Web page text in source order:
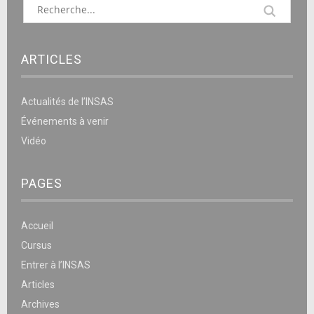
ARTICLES
Actualités de l’INSAS
Événements à venir
Vidéo
PAGES
Accueil
Cursus
Entrer à l’INSAS
Articles
Archives